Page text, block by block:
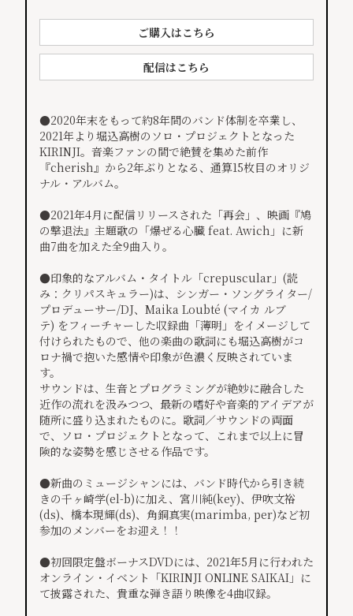
ご購入はこちら
配信はこちら
​●2020年末をもって約8年間のバンド体制を卒業し、
2021年より堀込高樹のソロ・プロジェクトとなった
KIRINJI。音楽ファンの間で絶賛を集めた前作
『cherish』から2年ぶりとなる、通算15枚目のオリジ
ナル・アルバム。
●2021年4月に配信リリースされた「再会」、映画『鳩
の撃退法』主題歌の「爆ぜる心臓 feat. Awich」に新
曲7曲を加えた全9曲入り。
●印象的なアルバム・タイトル「crepuscular」(読
み：クリパスキュラー)は、シンガー・ソングライター/
プロデューサー/DJ、Maika Loubté (マイカ ルブ
テ) をフィーチャーした収録曲「薄明」をイメージして
付けられたもので、他の楽曲の歌詞にも堀込高樹がコ
ロナ禍で抱いた感情や印象が色濃く反映されていま
す。
サウンドは、生音とプログラミングが絶妙に融合した
近作の流れを汲みつつ、最新の嗜好や音楽的アイデアが
随所に盛り込まれたものに。歌詞／サウンドの両面
で、ソロ・プロジェクトとなって、これまで以上に冒
険的な姿勢を感じさせる作品です。
●新曲のミュージシャンには、バンド時代から引き続
きの千ヶ崎学(el-b)に加え、宮川純(key)、伊吹文裕
(ds)、橋本現輝(ds)、角銅真実(marimba, per)など初
参加のメンバーをお迎え！！
●初回限定盤ボーナスDVDには、2021年5月に行われた
オンライン・イベント「KIRINJI ONLINE SAIKAI」に
て披露された、貴重な弾き語り映像を4曲収録。